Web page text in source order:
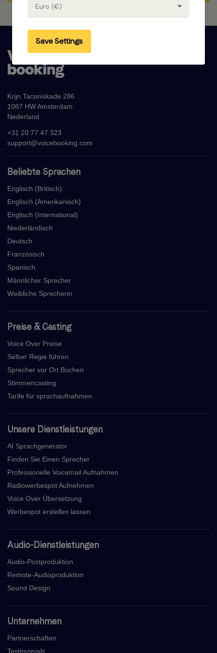
Beliebte Sprachen
Englisch (Britisch)
Englisch (Amerikanisch)
Englisch (International)
Niederländisch
Deutsch
Französisch
Spanisch
Männlicher Sprecher
Weibliche Sprecherin
Preise & Casting
Voice Over Preise
Selber Regie führen
Sprecher vor Ort Buchen
Stimmencasting
Tarife für sprachaufnahmen
Unsere Dienstleistungen
AI Sprachgenerator
Finden Sie Einen Sprecher
Professionelle Voicemail Aufnahmen
Radiowerbespot Aufnehmen
Voice Over Übersetzung
Werbespot erstellen lassen
Audio-Dienstleistungen
Audio-Postproduktion
Remote-Audioproduktion
Sound Design
Unternehmen
Partnerschaften
Testimonials
Krijn Taconiskade 286
1087 HW Amsterdam
Nederland
+31 20 77 47 323
support@voicebooking.com
Euro (€)
Save Settings